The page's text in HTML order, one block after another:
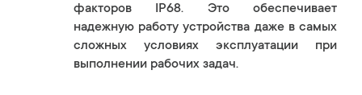
факторов IP68. Это обеспечивает
надежную работу устройства даже в самых
сложных условиях эксплуатации при
выполнении рабочих задач.